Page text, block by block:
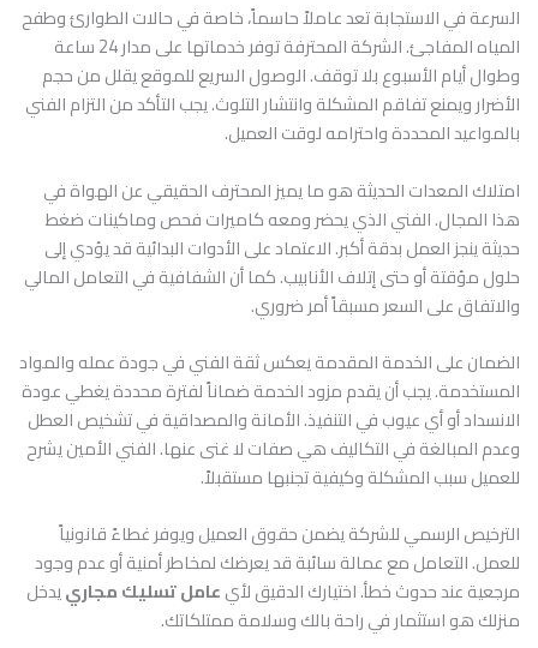
السرعة في الاستجابة تعد عاملاً حاسماً، خاصة في حالات الطوارئ وطفح
المياه المفاجئ. الشركة المحترفة توفر خدماتها على مدار 24 ساعة
وطوال أيام الأسبوع بلا توقف. الوصول السريع للموقع يقلل من حجم
الأضرار ويمنع تفاقم المشكلة وانتشار التلوث. يجب التأكد من التزام الفني
بالمواعيد المحددة واحترامه لوقت العميل.
امتلاك المعدات الحديثة هو ما يميز المحترف الحقيقي عن الهواة في
هذا المجال. الفني الذي يحضر ومعه كاميرات فحص وماكينات ضغط
حديثة ينجز العمل بدقة أكبر. الاعتماد على الأدوات البدائية قد يؤدي إلى
حلول مؤقتة أو حتى إتلاف الأنابيب. كما أن الشفافية في التعامل المالي
والاتفاق على السعر مسبقاً أمر ضروري.
الضمان على الخدمة المقدمة يعكس ثقة الفني في جودة عمله والمواد
المستخدمة. يجب أن يقدم مزود الخدمة ضماناً لفترة محددة يغطي عودة
الانسداد أو أي عيوب في التنفيذ. الأمانة والمصداقية في تشخيص العطل
وعدم المبالغة في التكاليف هي صفات لا غنى عنها. الفني الأمين يشرح
للعميل سبب المشكلة وكيفية تجنبها مستقبلاً.
الترخيص الرسمي للشركة يضمن حقوق العميل ويوفر غطاءً قانونياً
للعمل. التعامل مع عمالة سائبة قد يعرضك لمخاطر أمنية أو عدم وجود
مرجعية عند حدوث خطأ. اختيارك الدقيق لأيعامل تسليك مجارييدخل
منزلك هو استثمار في راحة بالك وسلامة ممتلكاتك.